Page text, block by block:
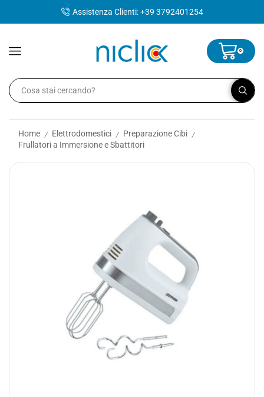
Assistenza Clienti: +39 3792401254
0
Home / Elettrodomestici / Preparazione Cibi /
Frullatori a Immersione e Sbattitori